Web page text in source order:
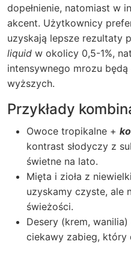
dopełnienie, natomiast w
akcent. Użytkownicy
uzyskają lepsze rezultaty
liquid w okolicy 0,5-1%,
intensywnego mrozu
wyższych.
Przykłady
Owoce tropikalne +
kontrast słodyczy z
świetne na lato.
Mięta i zioła z
uzyskamy czyste, ale
świeżości.
Desery (krem,
ciekawy zabieg, który